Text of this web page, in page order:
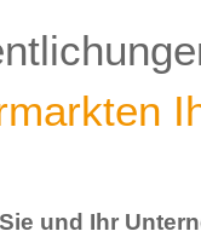
und Ihr